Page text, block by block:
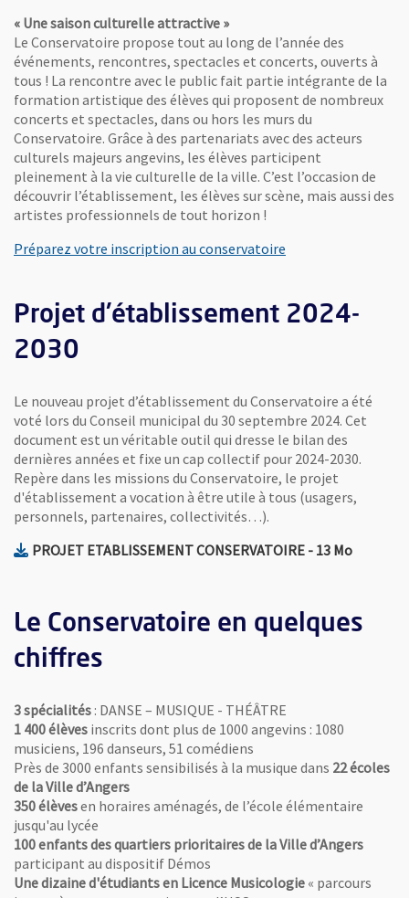
« Une saison culturelle attractive »
Le Conservatoire propose tout au long de l’année des
événements, rencontres, spectacles et concerts, ouverts à
tous ! La rencontre avec le public fait partie intégrante de la
formation artistique des élèves qui proposent de nombreux
concerts et spectacles, dans ou hors les murs du
Conservatoire. Grâce à des partenariats avec des acteurs
culturels majeurs angevins, les élèves participent
pleinement à la vie culturelle de la ville. C’est l’occasion de
découvrir l’établissement, les élèves sur scène, mais aussi des
artistes professionnels de tout horizon !
Préparez votre inscription au conservatoire
Projet d'établissement 2024-
2030
Le nouveau projet d’établissement du Conservatoire a été
voté lors du Conseil municipal du 30 septembre 2024. Cet
document est un véritable outil qui dresse le bilan des
dernières années et fixe un cap collectif pour 2024-2030.
Repère dans les missions du Conservatoire, le projet
d'établissement a vocation à être utile à tous (usagers,
personnels, partenaires, collectivités…).
PROJET ETABLISSEMENT CONSERVATOIRE , Fichier au
- 13 Mo, Ouvre
Le Conservatoire en quelques
chiffres
3 spécialités : DANSE – MUSIQUE - THÉÂTRE
1 400 élèves inscrits dont plus de 1000 angevins : 1080
musiciens, 196 danseurs, 51 comédiens
Près de 3000 enfants sensibilisés à la musique dans 22 écoles
de la Ville d’Angers
350 élèvesen horaires aménagés, de l’école élémentaire
jusqu'au lycée
100 enfants des quartiers prioritaires de la Ville d’Angers
participant au dispositif Démos
Une dizaine d'étudiants en Licence Musicologie « parcours